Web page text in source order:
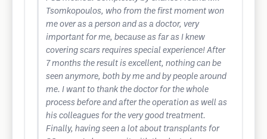
Tsomkopoulos, who from the first moment won
me over as a person and as a doctor, very
important for me, because as far as I knew
covering scars requires special experience! After
7 months the result is excellent, nothing can be
seen anymore, both by me and by people around
me. I want to thank the doctor for the whole
process before and after the operation as well as
his colleagues for the very good treatment.
Finally, having seen a lot about transplants for